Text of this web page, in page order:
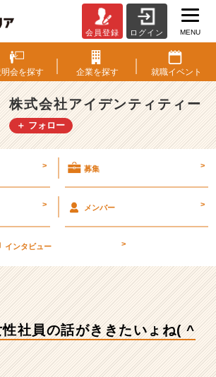
っ
ぱ
り
♪
女
性
話
き
た
^）
会員登録 ログイン MENU
会を探す 企業を探す 就職イベント
株式会社アイデンティティー
＋ フォロー
> 募集 >
> メンバー >
インタビュー >
社員の話がききたいょね( ^